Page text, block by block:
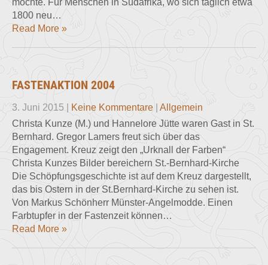
möchte. Für Menschen in Südafrika, wo sich täglich etwa
1800 neu…
Read More »
FASTENAKTION 2004
3. Juni 2015 Keine Kommentare
Allgemein
Christa Kunze (M.) und Hannelore Jütte waren Gast in St.
Bernhard. Gregor Lamers freut sich über das
Engagement. Kreuz zeigt den „Urknall der Farben“
Christa Kunzes Bilder bereichern St.-Bernhard-Kirche
Die Schöpfungsgeschichte ist auf dem Kreuz dargestellt,
das bis Ostern in der St.­Bernhard-Kirche zu sehen ist.
Von Markus Schönherr Münster-Angelmodde. Ei­nen
Farbtupfer in der Fasten­zeit können…
Read More »